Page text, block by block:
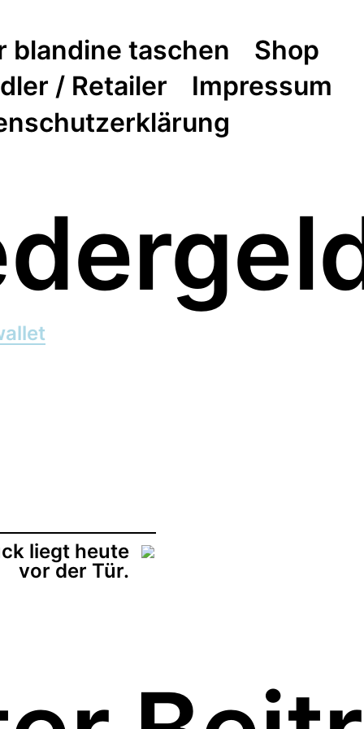
blandine taschen
Shop
/ Retailer
Impressum
liegt heute
vor der Tür.